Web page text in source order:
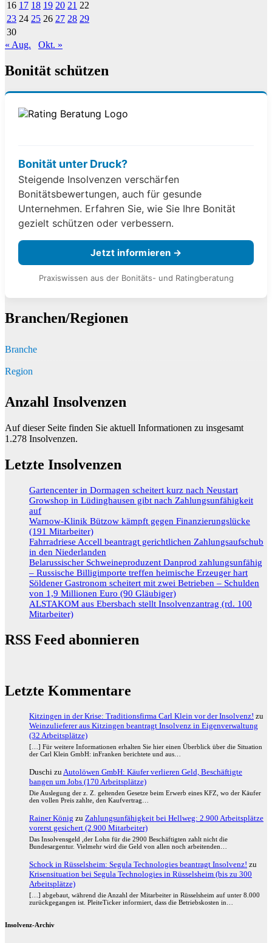
16 17 18 19 20 21 22
23 24 25 26 27 28 29
30
« Aug.
Okt. »
Bonität schützen
Bonität unter Druck?
Steigende Insolvenzen verschärfen
Bonitätsbewertungen, auch für gesunde
Unternehmen. Erfahren Sie, wie Sie Ihre Bonität
gezielt schützen oder verbessern.
Jetzt informieren →
Praxiswissen aus der Bonitäts- und Ratingberatung
Branchen/Regionen
Branche
Region
Anzahl Insolvenzen
Auf dieser Seite finden Sie aktuell Informationen zu insgesamt
1.278 Insolvenzen.
Letzte Insolvenzen
Gartencenter in Dormagen scheitert kurz nach Neustart
Growshop in Lüdinghausen gibt nach Zahlungsunfähigkeit
auf
Warnow-Klinik Bützow kämpft gegen Finanzierungslücke
(191 Mitarbeiter)
Fahrradriese Accell beantragt gerichtlichen Zahlungsaufschub
in den Niederlanden
Belarussischer Schweineproduzent Danprod zahlungsunfähig
– Russische Billigimporte treffen heimische Erzeuger hart
Söldener Gastronom scheitert mit zwei Betrieben – Schulden
von 1,9 Millionen Euro (90 Gläubiger)
ALSTAKOM aus Ebersbach stellt Insolvenzantrag (rd. 100
Mitarbeiter)
RSS Feed abonnieren
Letzte Kommentare
Kitzingen in der Krise: Traditionsfirma Carl Klein vor der Insolvenz! zu
Weinzulieferer aus Kitzingen beantragt Insolvenz in Eigenverwaltung
(32 Arbeitsplätze)
[…] Für weitere Informationen erhalten Sie hier einen Überblick über die Situation
der Carl Klein GmbH: inFranken berichtete und aus…
Duschi zuAutolöwen GmbH: Käufer verlieren Geld, Beschäftigte
bangen um Jobs (170 Arbeitsplätze)
Die Auslegung der z. Z. geltenden Gesetze beim Erwerb eines KFZ, wo der Käufer
den vollen Preis zahlte, den Kaufvertrag…
Rainer König zu Zahlungsunfähigkeit bei Hellweg: 2.900 Arbeitsplätze
vorerst gesichert (2.900 Mitarbeiter)
Das Insolvensgeld ,der Lohn für die 2900 Beschäftigten zahlt nicht die
Bundesargentur. Vielmehr wird die Geld von allen noch arbeitenden…
Schock in Rüsselsheim: Segula Technologies beantragt Insolvenz! zu
Krisensituation bei Segula Technologies in Rüsselsheim (bis zu 300
Arbeitsplätze)
[…] abgebaut, während die Anzahl der Mitarbeiter in Rüsselsheim auf unter 8.000
zurückgegangen ist. PleiteTicker informiert, dass die Betriebskosten in…
Insolvenz-Archiv